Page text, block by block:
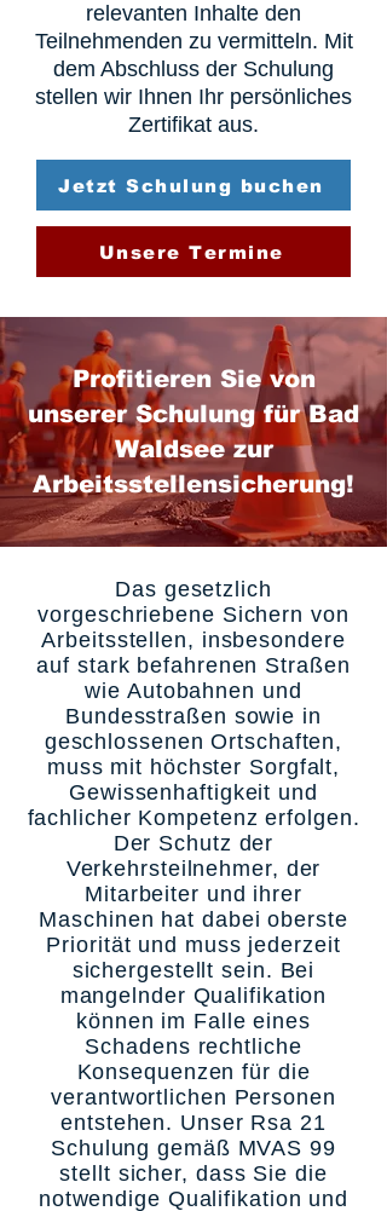
relevanten Inhalte den
Teilnehmenden zu vermitteln. Mit
dem Abschluss der Schulung
stellen wir Ihnen Ihr persönliches
Zertifikat aus.
Jetzt Schulung buchen
Unsere Termine
Profitieren Sie von
unserer Schulung für Bad
Waldsee zur
Arbeitsstellensicherung!
Das gesetzlich
vorgeschriebene Sichern von
Arbeitsstellen, insbesondere
auf stark befahrenen Straßen
wie Autobahnen und
Bundesstraßen sowie in
geschlossenen Ortschaften,
muss mit höchster Sorgfalt,
Gewissenhaftigkeit und
fachlicher Kompetenz erfolgen.
Der Schutz der
Verkehrsteilnehmer, der
Mitarbeiter und ihrer
Maschinen hat dabei oberste
Priorität und muss jederzeit
sichergestellt sein. Bei
mangelnder Qualifikation
können im Falle eines
Schadens rechtliche
Konsequenzen für die
verantwortlichen Personen
entstehen. Unser Rsa 21
Schulung gemäß MVAS 99
stellt sicher, dass Sie die
notwendige Qualifikation und